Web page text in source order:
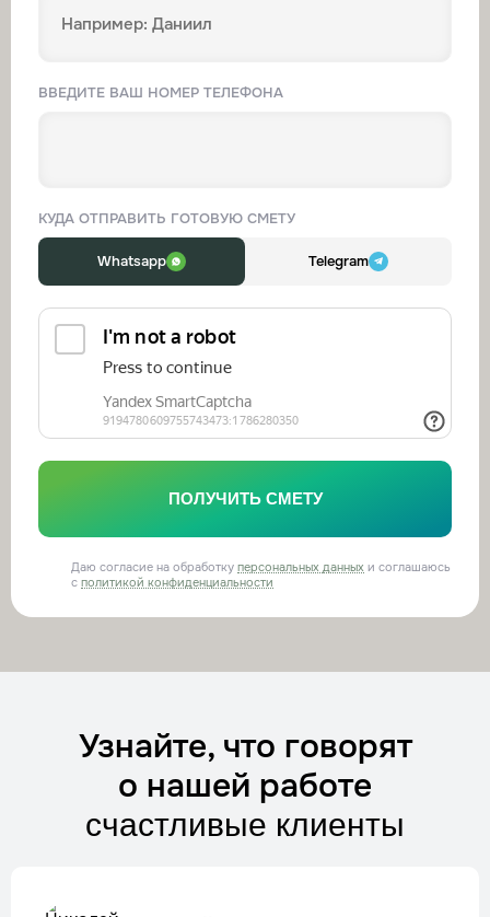
ВВЕДИТЕ ВАШ НОМЕР ТЕЛЕФОНА
КУДА ОТПРАВИТЬ ГОТОВУЮ СМЕТУ
Whatsapp Telegram
ПОЛУЧИТЬ СМЕТУ
Даю согласие на обработку персональных данных и соглашаюсь
с политикой конфиденциальности
Узнайте, что говорят
о нашей работе
счастливые клиенты